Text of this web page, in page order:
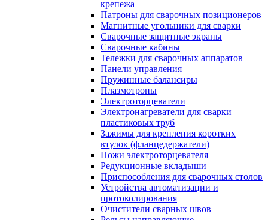
крепежа
Патроны для сварочных позиционеров
Магнитные угольники для сварки
Сварочные защитные экраны
Сварочные кабины
Тележки для сварочных аппаратов
Панели управления
Пружинные балансиры
Плазмотроны
Электроторцеватели
Электронагреватели для сварки
пластиковых труб
Зажимы для крепления коротких
втулок (фланцедержатели)
Ножи электроторцевателя
Редукционные вкладыши
Приспособления для сварочных столов
Устройства автоматизации и
протоколирования
Очистители сварных швов